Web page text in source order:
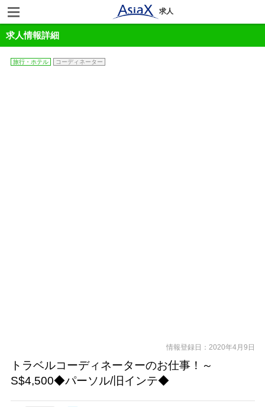
求人
求人情報詳細
旅行・ホテル コーディネーター
情報登録日：2020年4月9日
トラベルコーディネーターのお仕事！～
S$4,500◆パーソル/旧インテ◆